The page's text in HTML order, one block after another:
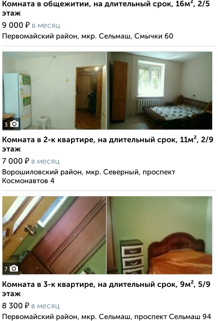
Комната в общежитии, на длительный срок, 16м², 2/5
этаж
9 000 ₽ в месяц
Первомайский район, мкр. Сельмаш, Смычки 60
3
Комната в 2-к квартире, на длительный срок, 11м², 2/9
этаж
7 000 ₽ в месяц
Ворошиловский район, мкр. Северный, проспект
Космонавтов 4
7
Комната в 3-к квартире, на длительный срок, 9м², 5/9
этаж
8 300 ₽ в месяц
Первомайский район, мкр. Сельмаш, проспект Сельмаш 94